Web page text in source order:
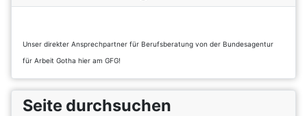
Unser direkter Ansprechpartner für Berufsberatung von der Bundesagentur
für Arbeit Gotha hier am GFG!
Seite durchsuchen